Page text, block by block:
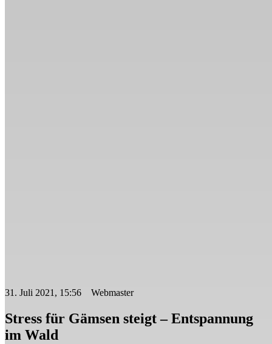
31. Juli 2021, 15:56 Webmaster
Stress für Gämsen steigt – Entspannung
im Wald